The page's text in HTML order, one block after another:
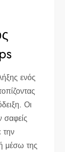
ενός
Οι
σαφείς
την
μέσω της